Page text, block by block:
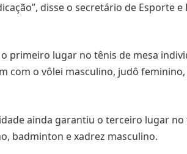
disse o secretário de Esporte e
primeiro lugar no tênis de mesa
com o vôlei masculino, judô
ainda garantiu o terceiro lugar no
badminton e xadrez masculino.